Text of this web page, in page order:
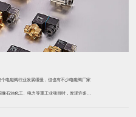
电磁阀行业发展缓慢，但也有不少电磁阀厂家
石油化工、电力等重工业项目时，发现许多项